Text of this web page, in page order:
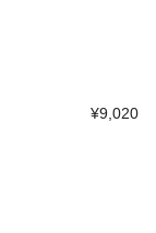
¥9,020